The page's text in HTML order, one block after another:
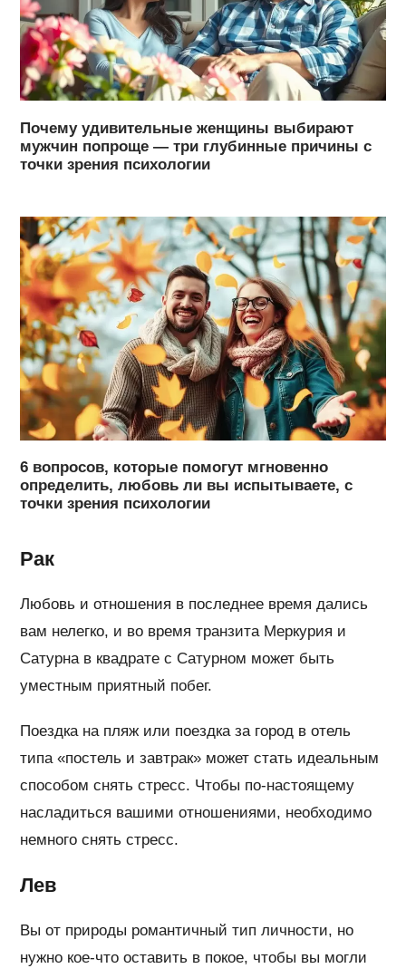
Почему удивительные женщины выбирают
мужчин попроще — три глубинные причины с
точки зрения психологии
6 вопросов, которые помогут мгновенно
определить, любовь ли вы испытываете, с
точки зрения психологии
Рак
Любовь и отношения в последнее время дались
вам нелегко, и во время транзита Меркурия и
Сатурна в квадрате с Сатурном может быть
уместным приятный побег.
Поездка на пляж или поездка за город в отель
типа «постель и завтрак» может стать идеальным
способом снять стресс. Чтобы по-настоящему
насладиться вашими отношениями, необходимо
немного снять стресс.
Лев
Вы от природы романтичный тип личности, но
нужно кое-что оставить в покое, чтобы вы могли